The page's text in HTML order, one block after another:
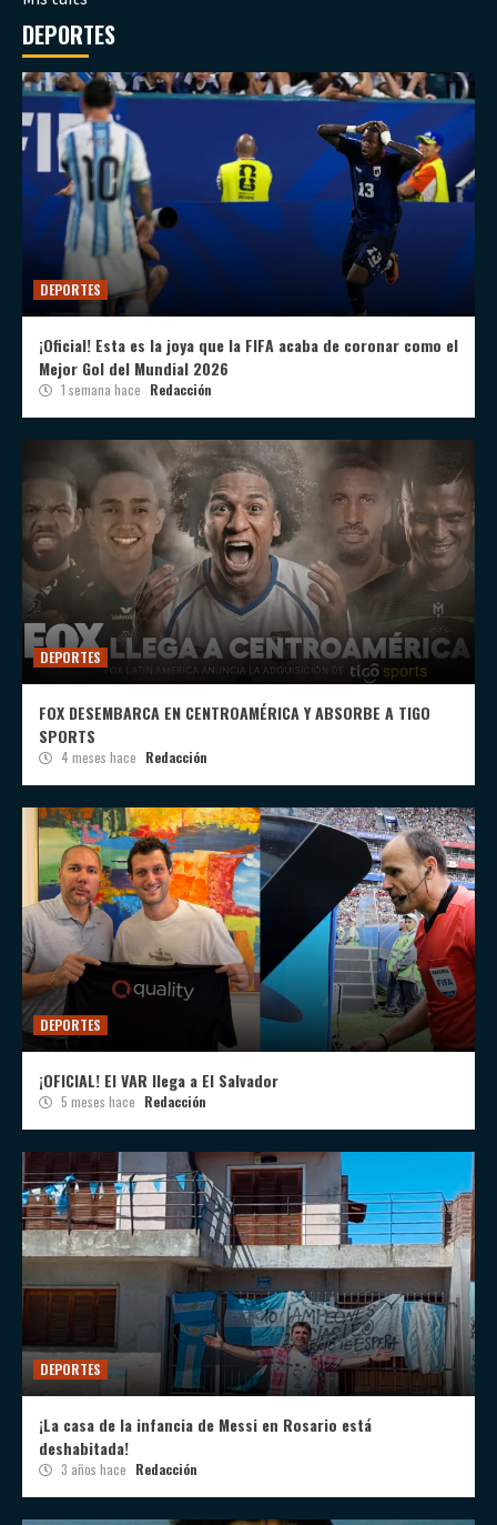
DEPORTES
DEPORTES
¡Oficial! Esta es la joya que la FIFA acaba de coronar como el
Mejor Gol del Mundial 2026
1 semana hace Redacción
DEPORTES
FOX DESEMBARCA EN CENTROAMÉRICA Y ABSORBE A TIGO
SPORTS
4 meses hace Redacción
DEPORTES
¡OFICIAL! El VAR llega a El Salvador
5 meses hace Redacción
DEPORTES
¡La casa de la infancia de Messi en Rosario está
deshabitada!
3 años hace Redacción